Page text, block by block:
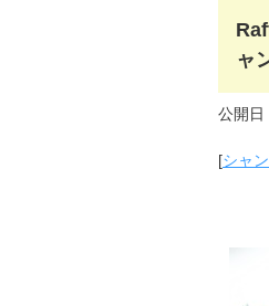
ャ
公開日
[シャ